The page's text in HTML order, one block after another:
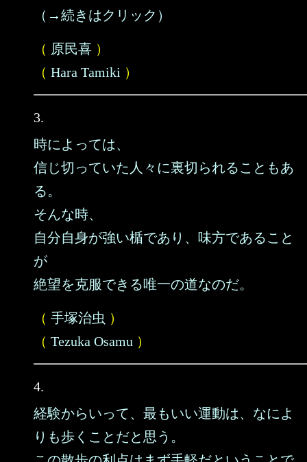
（→続きはクリック）
（ 原民喜 ）
（ Hara Tamiki ）
3.
時によっては、
信じ切っていた人々に裏切られることもあ
る。
そんな時、
自分自身が強い楯であり、味方であること
が
絶望を克服できる唯一の道なのだ。
（ 手塚治虫 ）
（ Tezuka Osamu ）
4.
経験からいって、最もいい運動は、なによ
りも歩くことだと思う。